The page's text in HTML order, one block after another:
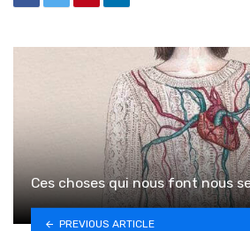
Ces choses qui nous font nous
PREVIOUS ARTICLE